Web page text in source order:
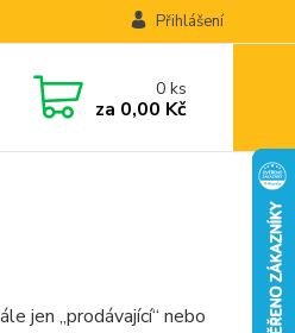
Přihlášení
0ks
za 0,00 Kč
jen „prodávající“ nebo